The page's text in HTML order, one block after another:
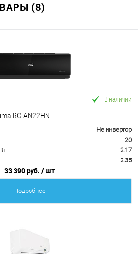
(8)
В наличии
RC-AN22HN
Не инвертор
20
2.17
2.35
33 390 руб. / шт
Подробнее